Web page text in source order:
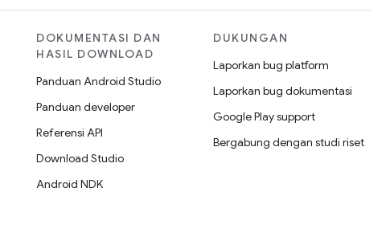
DOKUMENTASI DAN
HASIL DOWNLOAD
Panduan Android Studio
Panduan developer
Referensi API
Download Studio
Android NDK
DUKUNGAN
Laporkan bug platform
Laporkan bug dokumentasi
Google Play support
Bergabung dengan studi riset